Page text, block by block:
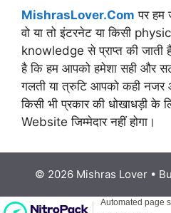
MishrasLover.Com पर हम
वो या तो इंटरनेट या किसी
knowledge से प्राप्त की जाती है|
है कि हम आपको हमेशा सही और
गलती या त्रुटि आपको कही नजर
किसी भी प्रकार की धोखाधड़ी के
Website जिम्मेदार नहीं होगा।
© 2026 Mishras Lover•